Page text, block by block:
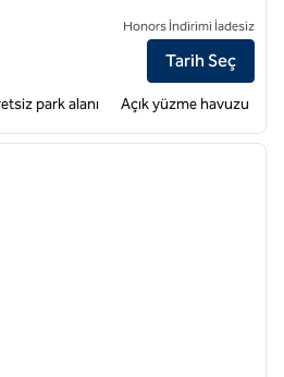
detaylarını görüntüleyin
Honors İndirimi İadesiz
Tarih Seç
park alanı Açık yüzme havuzu